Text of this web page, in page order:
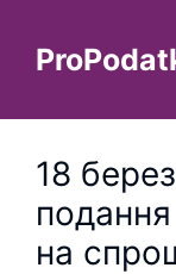
вмісту
18
на